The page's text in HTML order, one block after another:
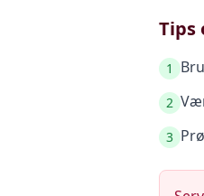
Tips
1
2
3